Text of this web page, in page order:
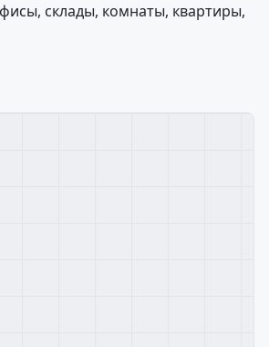
склады, комнаты, квартиры,